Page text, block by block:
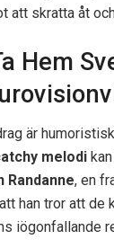
att skratta åt
Hem
är
melodi
Randanne, en
han tror att de
iögonfallande